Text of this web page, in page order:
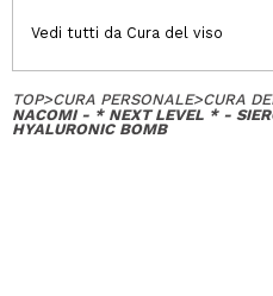
Vedi tutti da Cura del viso
TOP>CURA PERSONALE>CURA
NACOMI - * NEXT LEVEL * -
HYALURONIC BOMB